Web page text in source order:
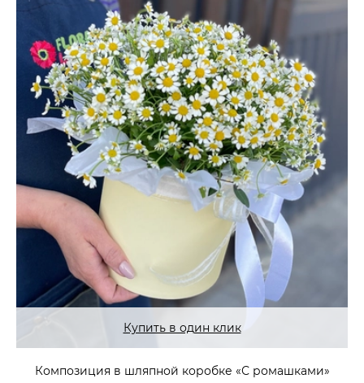
Купить в один клик
Композиция в шляпной коробке «С ромашками»